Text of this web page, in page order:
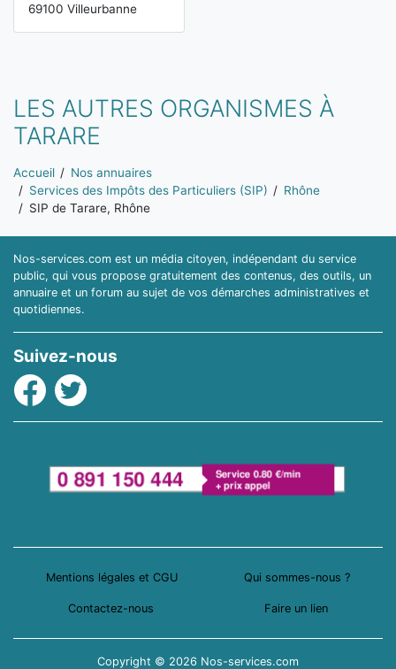
69100 Villeurbanne
LES AUTRES ORGANISMES À
TARARE
Vous êtes ici:
Accueil
Nos annuaires
Services des Impôts des Particuliers (SIP)
Rhône
SIP de Tarare, Rhône
Nos-services.com est un média citoyen, indépendant du service
public, qui vous propose gratuitement des contenus, des outils, un
annuaire et un forum au sujet de vos démarches administratives et
quotidiennes.
Suivez-nous
Facebook
Twitter
Mentions légales et CGU Qui sommes-nous ?
Contactez-nous Faire un lien
Copyright © 2026 Nos-services.com